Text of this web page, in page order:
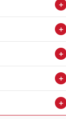
＋
＋
＋
＋
＋